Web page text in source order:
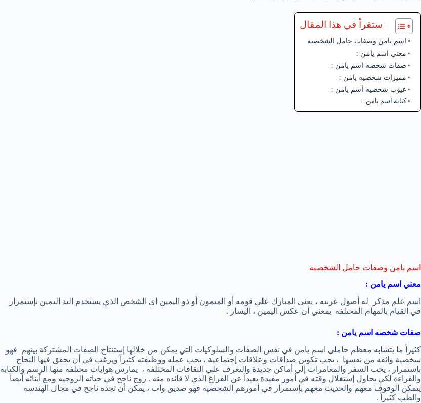
ستقرأ في هذا المقال
اسم يامن وصفات حامل الشخصيه
معني اسم يامن :
صفات شخصه اسم يامن :
مميزات شخصيه يامن :
عيوب شخصيه أسم يامن :
كتابه اسم يامن :
اسم يامن وصفات حامل الشخصيه
معني اسم يامن :
اسم علم مذكر له أصول عربيه ، يعني المبارك علي قومه أو الميمون أو ذو اليمين اي الشخص الذي يستخدم اليد اليمين بإستمرار
في القيام بالمهام المختلفه بمعني أن عكس اليمين ، اليسار .
صفات شخصه اسم يامن :
كثيراً ما يتشابه معظم حاملي اسم يامن في نفس الصفات والسلوكيات التي يمكن من خلالها إستنتاج الصفات المشتركة بينهم فهو
شخصية واثقه من نفسها ، يجب تكوين صداقات وعلاقات إجتماعية ، يحب عمله ووظيفته كثيراً ويرغب في أن يحقق فيها النجاح
بإستمرار ، يحب السفر والمغامرات إلي أماكن جديدة والتعرف علي الثقافات المختلفة ، يمارس هوايات مختلفه منها الرسم والكتابه
والقراءة لكي يحاول إستغلال وقته في أمور مفيدة بعيداً عن الفراغ الذي لا فائده منه . زوج ناجح في حياته الزوجيه ومع أبنائه أيضاً
يتمكن الوقوف معهم والحديث معهم بإستمرار في أمورهم الشخصيه فهو صديق واب ، يمكن أن تجده ناجح في مجال الهندسه
والطب كثيراً .